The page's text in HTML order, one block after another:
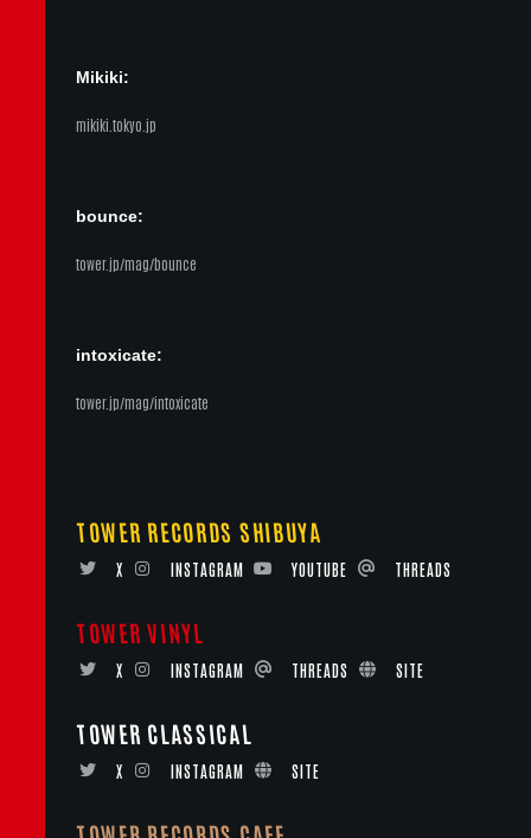
Mikiki:
mikiki.tokyo.jp
bounce:
tower.jp/mag/bounce
intoxicate:
tower.jp/mag/intoxicate
TOWER RECORDS SHIBUYA
X INSTAGRAM YOUTUBE THREADS
TOWER VINYL
X INSTAGRAM THREADS SITE
TOWER CLASSICAL
X INSTAGRAM SITE